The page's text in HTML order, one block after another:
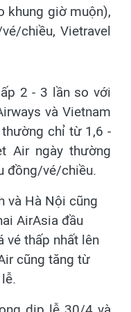
khung giờ muộn),
chiều, Vietravel
2 - 3 lần so với
và Vietnam
chỉ từ 1,6 -
Air ngày thường
đồng/vé/chiều.
và Hà Nội cũng
AirAsia đầu
vé thấp nhất lên
cũng tăng từ